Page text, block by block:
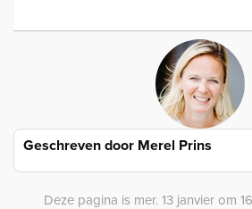
Geschreven door Merel Prins
Deze pagina is mer. 13 janvier om